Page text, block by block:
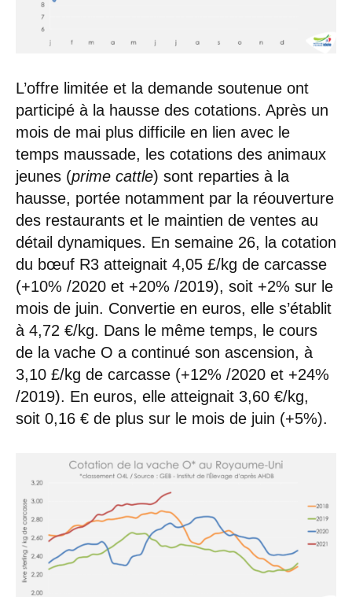
L’offre limitée et la demande soutenue ont
participé à la hausse des cotations. Après un
mois de mai plus difficile en lien avec le
temps maussade, les cotations des animaux
jeunes (prime cattle) sont reparties à la
hausse, portée notamment par la réouverture
des restaurants et le maintien de ventes au
détail dynamiques. En semaine 26, la cotation
du bœuf R3 atteignait 4,05 £/kg de carcasse
(+10% /2020 et +20% /2019), soit +2% sur le
mois de juin. Convertie en euros, elle s’établit
à 4,72 €/kg. Dans le même temps, le cours
de la vache O a continué son ascension, à
3,10 £/kg de carcasse (+12% /2020 et +24%
/2019). En euros, elle atteignait 3,60 €/kg,
soit 0,16 € de plus sur le mois de juin (+5%).